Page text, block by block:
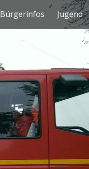
Bürgerinfos Jugend